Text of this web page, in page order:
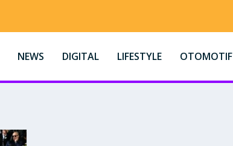
NEWS DIGITAL LIFESTYLE OTOMOTIF